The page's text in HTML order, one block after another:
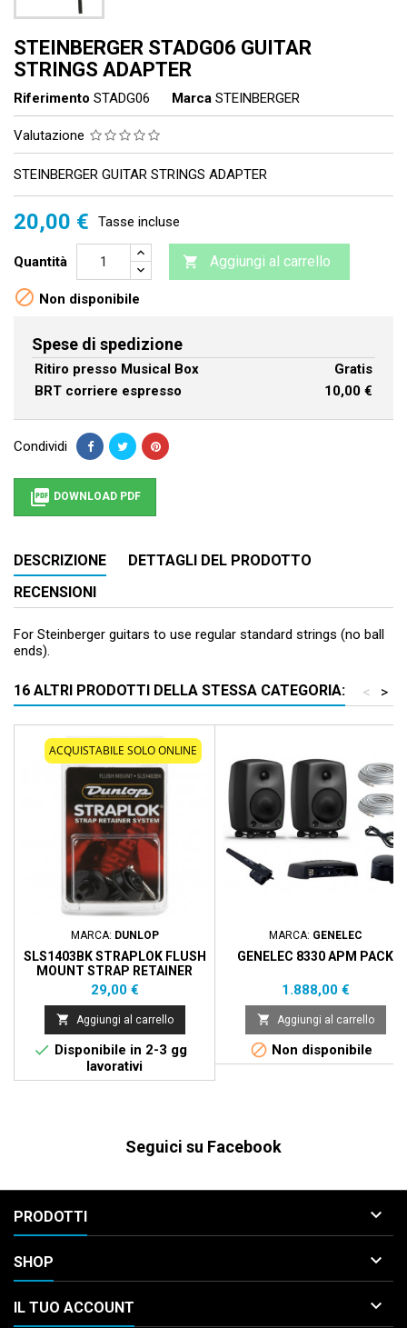
STEINBERGER STADG06 GUITAR
STRINGS ADAPTER
Riferimento STADG06 Marca STEINBERGER
Valutazione
STEINBERGER GUITAR STRINGS ADAPTER
20,00 € Tasse incluse
Quantità  Aggiungi al carrello
 Non disponibile
Spese di spedizione
Ritiro presso Musical Box
Gratis
BRT corriere espresso
10,00 €
Condividi
 DOWNLOAD PDF
DESCRIZIONE
DETTAGLI DEL PRODOTTO
RECENSIONI
For Steinberger guitars to use regular standard strings (no ball
ends).
16 ALTRI PRODOTTI DELLA STESSA CATEGORIA: >
<
ACQUISTABILE SOLO ONLINE
MARCA: DUNLOP
SLS1403BK STRAPLOK FLUSH
MOUNT STRAP RETAINER
SYSTEM, BLACK
Prezzo
29,00 €
 Aggiungi al carrello
 Disponibile in 2-3 gg
lavorativi
MARCA: GENELEC
GENELEC 8330 APM PACK
Prezzo
1.888,00 €
 Aggiungi al carrello
 Non disponibile
Seguici su Facebook
PRODOTTI 
SHOP 
IL TUO ACCOUNT 